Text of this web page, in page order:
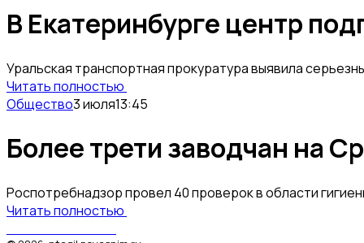
В Екатеринбурге центр
Уральская транспортная прокуратура выявила
Читать полностью
Общество3 июля13:45
Более трети заводчан на
Роспотребнадзор провел 40 проверок в области
Читать полностью